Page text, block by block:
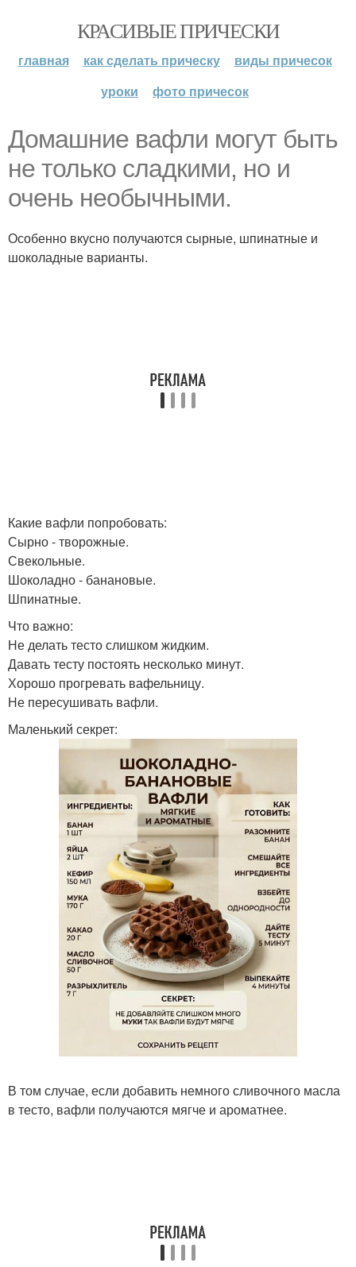
КРАСИВЫЕ ПРИЧЕСКИ
главная как сделать прическу
виды причесок
уроки
фото причесок
Домашние вафли могут быть
не только сладкими, но и
очень необычными.
Особенно вкусно получаются сырные, шпинатные и
шоколадные варианты.
Какие вафли попробовать:
Сырно - творожные.
Свекольные.
Шоколадно - банановые.
Шпинатные.
Что важно:
Не делать тесто слишком жидким.
Давать тесту постоять несколько минут.
Хорошо прогревать вафельницу.
Не пересушивать вафли.
Маленький секрет:
В том случае, если добавить немного сливочного масла
в тесто, вафли получаются мягче и ароматнее.